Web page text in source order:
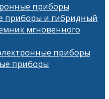
приборы
приборы и гибридный
мгновенного
приборы
приборы